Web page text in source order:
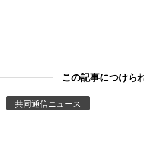
この記事につけら
共同通信ニュース